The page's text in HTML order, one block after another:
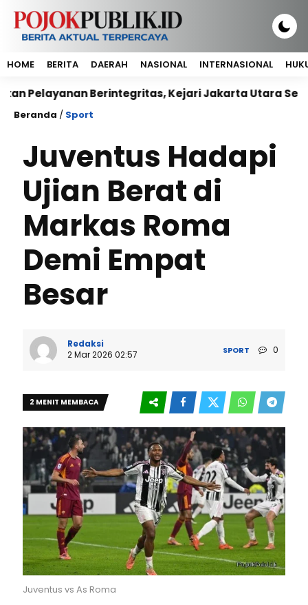
HOME BERITA DAERAH NASIONAL INTERNASIONAL
Berintegritas, Kejari Jakarta Utara Sepakati
Beranda / Sport
Juventus Hadapi
Ujian Berat di
Markas Roma
Demi Empat
Besar
Redaksi
2 Mar 2026 02:57
SPORT 0
2 MENIT MEMBACA
Juventus vs As Roma